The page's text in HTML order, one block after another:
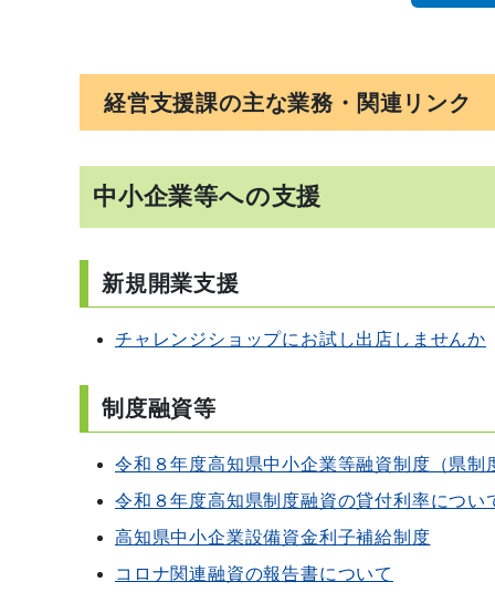
経営支援課の主な業務・関連リンク
中小企業等への支援
新規開業支援
チャレンジショップにお試し出店しませんか
制度融資等
令和８年度高知県中小企業等融資制度（県制
令和８年度高知県制度融資の貸付利率につい
高知県中小企業設備資金利子補給制度
コロナ関連融資の報告書について